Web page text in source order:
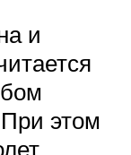
и
этом